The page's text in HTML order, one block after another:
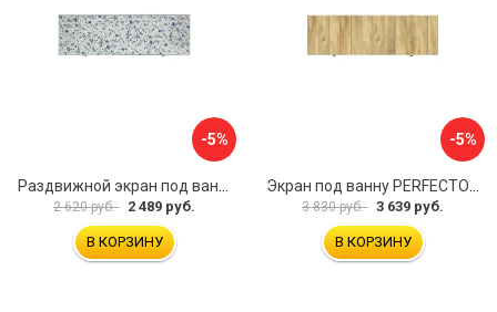
-5%
2 620 руб. 2 489 руб.
В КОРЗИНУ
-5%
3 830 руб. 3 639 руб.
В КОРЗИНУ